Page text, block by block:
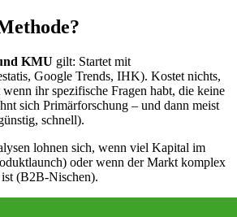
KMU gilt: Startet mit
Google Trends, IHK). Kostet nichts,
ihr spezifische Fragen habt, die keine
sich Primärforschung – und dann meist
schnell).
lohnen sich, wenn viel Kapital im
oder wenn der Markt komplex
(B2B-Nischen).